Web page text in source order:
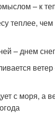
– к
теплее,
– днем
с моря, а